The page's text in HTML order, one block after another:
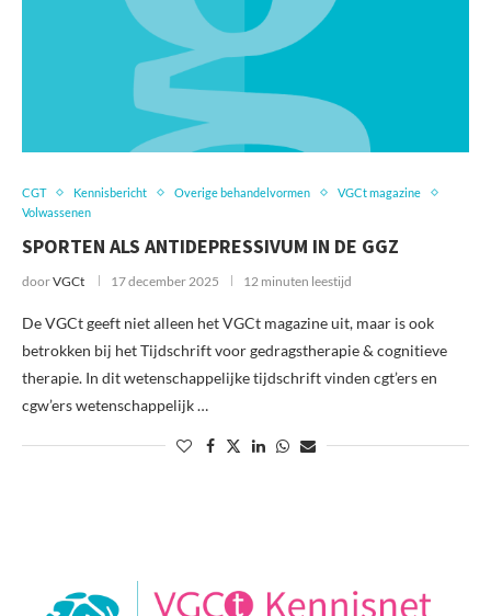
CGT Kennisbericht Overige behandelvormen
VGCt magazine
Volwassenen
SPORTEN ALS ANTIDEPRESSIVUM IN DE GGZ
doorVGCt 17 december 2025 12 minuten leestijd
De VGCt geeft niet alleen het VGCt magazine uit, maar is ook
betrokken bij het Tijdschrift voor gedragstherapie & cognitieve
therapie. In dit wetenschappelijke tijdschrift vinden cgt’ers en
cgw’ers wetenschappelijk …